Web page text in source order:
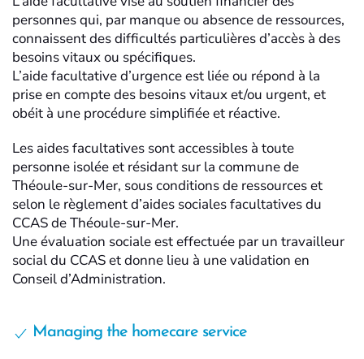
personnes qui, par manque ou absence de ressources,
connaissent des difficultés particulières d’accès à des
besoins vitaux ou spécifiques.
L’aide facultative d’urgence est liée ou répond à la
prise en compte des besoins vitaux et/ou urgent, et
obéit à une procédure simplifiée et réactive.
Les aides facultatives sont accessibles à toute
personne isolée et résidant sur la commune de
Théoule-sur-Mer, sous conditions de ressources et
selon le règlement d’aides sociales facultatives du
CCAS de Théoule-sur-Mer.
Une évaluation sociale est effectuée par un travailleur
social du CCAS et donne lieu à une validation en
Conseil d’Administration.
Managing the homecare service